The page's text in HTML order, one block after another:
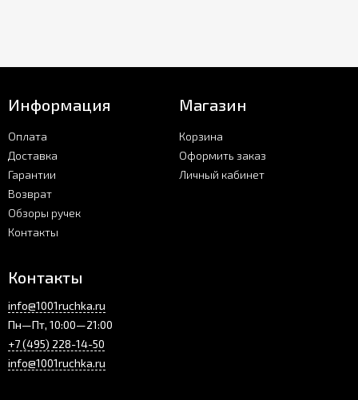
Информация
Оплата
Доставка
Гарантии
Возврат
Обзоры ручек
Контакты
Магазин
Корзина
Оформить заказ
Личный кабинет
Контакты
info@1001ruchka.ru
Пн—Пт, 10:00—21:00
+7 (495) 228-14-50
info@1001ruchka.ru